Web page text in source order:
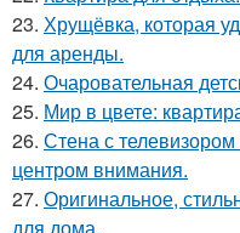
23. Хрущёвка, которая
для аренды.
24. Очаровательная
25. Мир в цвете:
26. Стена с
центром внимания.
27. Оригинальное,